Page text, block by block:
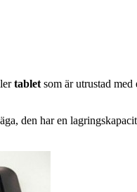
tablet som är utrustad
den har en